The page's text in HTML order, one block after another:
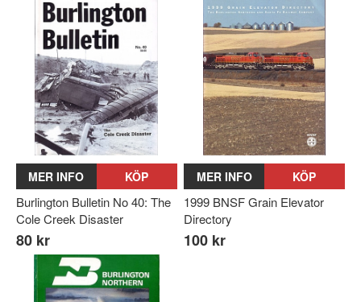
MER INFO KÖP
Burlington Bulletin No 40: The
Cole Creek Disaster
80 kr
MER INFO KÖP
1999 BNSF Grain Elevator
Directory
100 kr